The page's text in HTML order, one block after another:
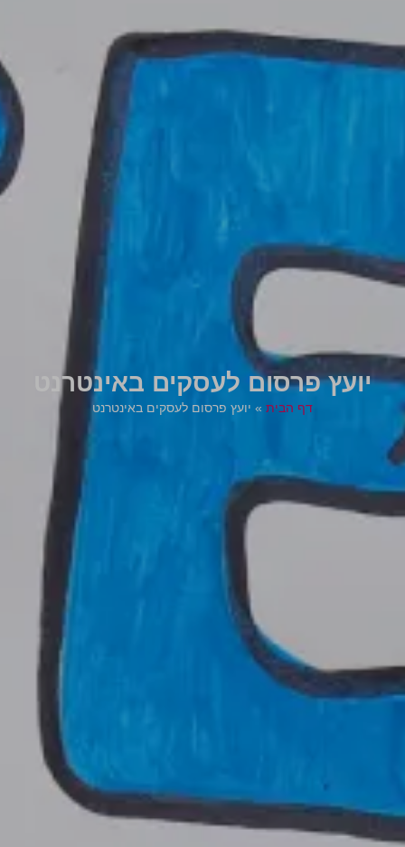
יועץ פרסום לעסקים באינטרנט
דף הבית » יועץ פרסום לעסקים באינטרנט